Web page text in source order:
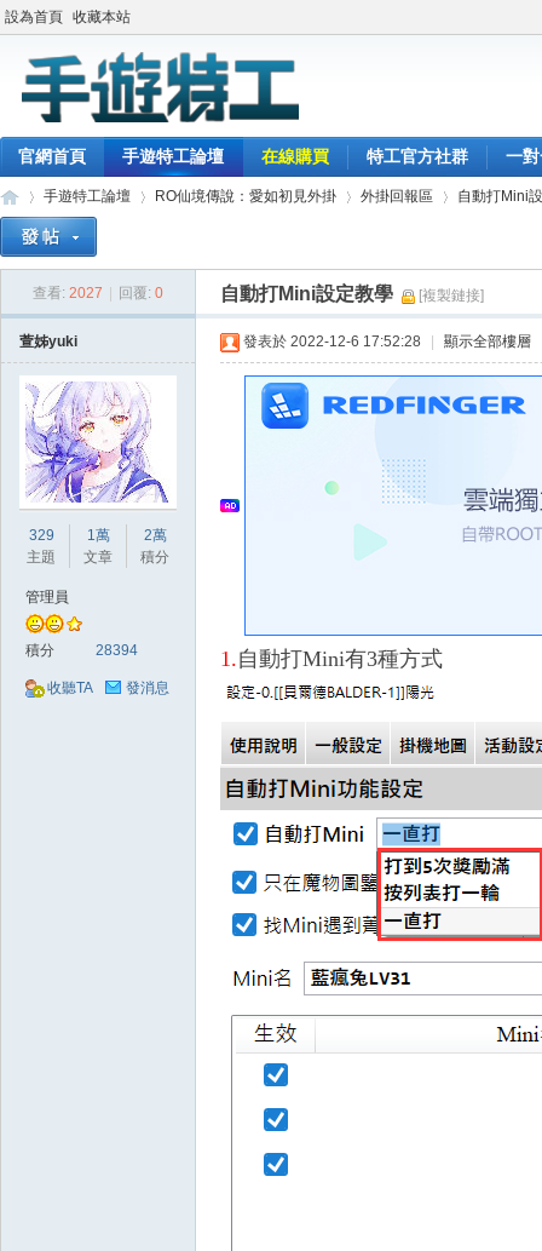
設為首頁 收藏本站
官網首頁 手遊特工論壇 在線購買 特工官方社群 一
手遊特工論壇
›
RO仙境傳說：愛如初見外掛
›
外掛回報區
›
自動打Mini
查看: 2027 回覆: 0 自動打Mini設定教學 [複製鏈接]
萱姊yuki
329
主題
1萬
文章
2萬
積分
管理員
積分 28394
收聽TA 發消息
發表於 2022-12-6 17:52:28 顯示全部樓層
1.自動打Mini有3種方式